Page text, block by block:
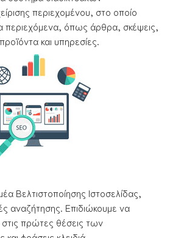
περιεχομένου, στο οποίο
περιεχόμενα, όπως άρθρα, σκέψεις,
και υπηρεσίες.
Βελτιστοποίησης Ιστοσελίδας,
αναζήτησης. Επιδιώκουμε να
στις πρώτες θέσεις των